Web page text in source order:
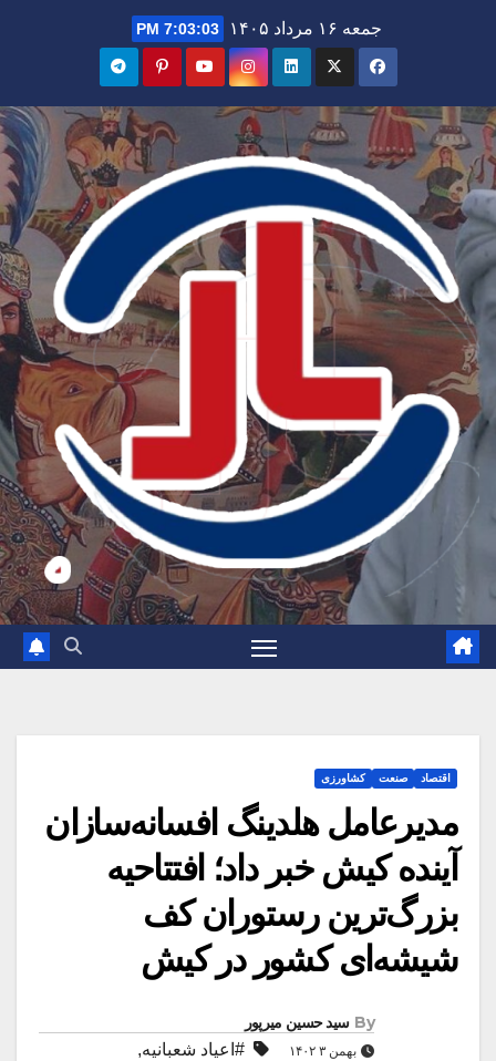
جمعه ۱۶ مرداد ۱۴۰۵ 7:03:04 PM
اقتصاد صنعت کشاورزی
مدیرعامل هلدینگ افسانه‌سازان
آینده کیش خبر داد؛ افتتاحیه
بزرگ‌ترین رستوران کف
شیشه‌ای کشور در کیش
By سید حسین میرپور
بهمن ۳ ۱۴۰۲ #اعیاد شعبانیه,